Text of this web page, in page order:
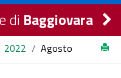
di Baggiovara
2022 / Agosto